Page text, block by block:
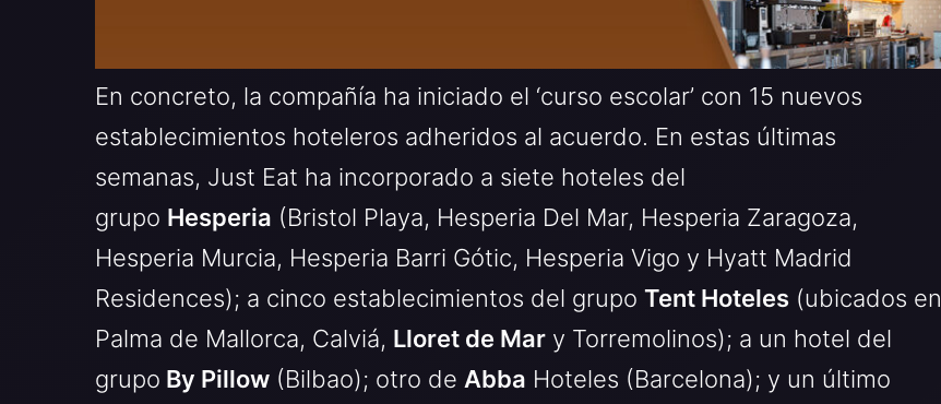
En concreto, la compañía ha iniciado el ‘curso escolar’ con 15 nuevos
establecimientos hoteleros adheridos al acuerdo. En estas últimas
semanas, Just Eat ha incorporado a siete hoteles del
grupo Hesperia (Bristol Playa, Hesperia Del Mar, Hesperia Zaragoza,
Hesperia Murcia, Hesperia Barri Gótic, Hesperia Vigo y Hyatt Madrid
Residences); a cinco establecimientos del grupo Tent Hoteles (ubicados en
Palma de Mallorca, Calviá, Lloret de Mar y Torremolinos); a un hotel del
grupo By Pillow (Bilbao); otro de Abba Hoteles (Barcelona); y un último